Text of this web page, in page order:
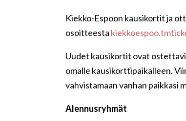
Kiekko-Espoon kausikortit ja
osoitteesta
Uudet kausikortit ovat
omalle kausikorttipaikalleen.
vahvistamaan vanhan paikkasi
Alennusryhmät